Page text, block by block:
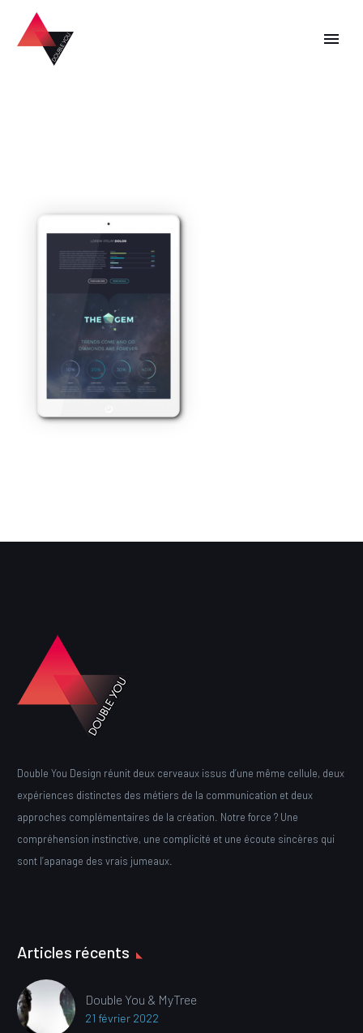
Double You Design réunit deux cerveaux issus d’une même cellule, deux
expériences distinctes des métiers de la communication et deux
approches complémentaires de la création. Notre force ? Une
compréhension instinctive, une complicité et une écoute sincères qui
sont l’apanage des vrais jumeaux.
Articles récents
Double You & MyTree
21 février 2022